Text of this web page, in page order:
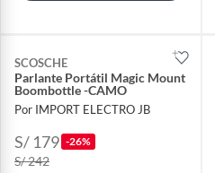
SCOSCHE
Parlante Portátil Magic Mount
Boombottle -CAMO
Por IMPORT ELECTRO JB
S/ 179 -26%
S/ 242